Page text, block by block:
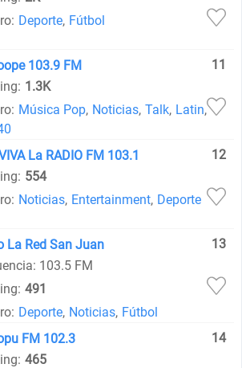
Deporte, Fútbol
103.9 FM
11
1.3K
Música Pop, Noticias, Talk, Latin,
La RADIO FM 103.1
12
554
Noticias, Entertainment, Deporte
La Red San Juan
13
103.5 FM
491
Deporte, Noticias, Fútbol
FM 102.3
14
465